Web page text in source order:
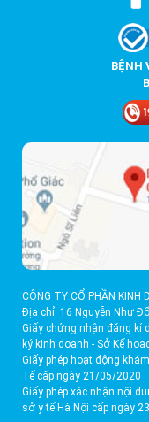
BỆNH
CÔNG TY CỔ PHẦN KINH
Địa chỉ: 16 Nguyễn Như
Giấy chứng nhận đăng kí
ký kinh doanh - Sở Kế
Giấy phép hoạt động
Tế cấp ngày 21/05/2020
Giấy phép xác nhận nội
sở y tế Hà Nội cấp ngày